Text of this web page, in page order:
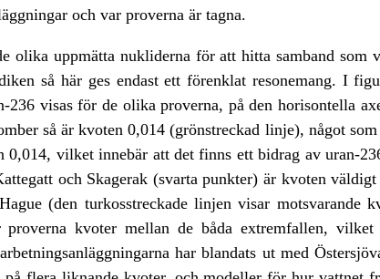
och var proverna är tagna.
olika uppmätta nukliderna för att hitta samband som
så här ges endast ett förenklat resonemang. I
236 visas för de olika proverna, på den horisontella
så är kvoten 0,014 (grönstreckad linje), något
0,014, vilket innebär att det finns ett bidrag av uran-
och Skagerak (svarta punkter) är kvoten
(den turkosstreckade linjen visar motsvarande
proverna kvoter mellan de båda extremfallen,
har blandats ut med